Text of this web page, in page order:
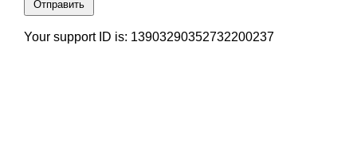
Отправить
Your support ID is: 13903290352732200237